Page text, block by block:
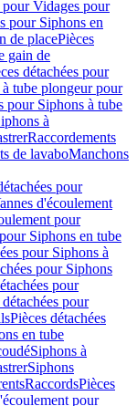
pour Vidages pour
pour Siphons en
de placePièces
gain de
détachées pour
à tube plongeur pour
pour Siphons à tube
à
Raccordements
de lavaboManchons
pour
d'écoulement
pour
Siphons en tube
pour Siphons à
pour Siphons
pour
pour
Pièces détachées
en tube
Siphons à
Siphons
RaccordsPièces
pour